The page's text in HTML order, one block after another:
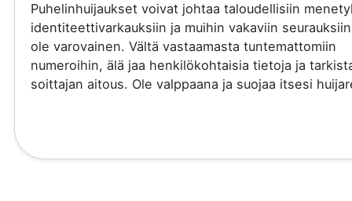
Puhelinhuijaukset voivat johtaa taloudellisiin
identiteettivarkauksiin ja muihin vakaviin
ole varovainen. Vältä vastaamasta tuntemattomiin
numeroihin, älä jaa henkilökohtaisia tietoja ja
soittajan aitous. Ole valppaana ja suojaa itsesi